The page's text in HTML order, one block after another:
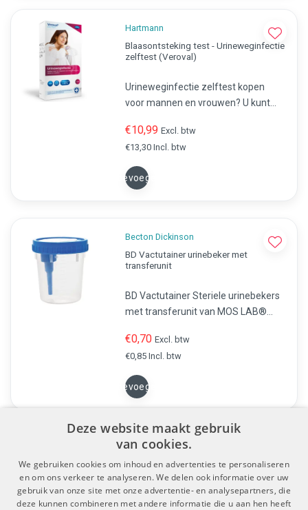
Hartmann
Blaasontsteking test - Urineweginfectie
zelftest (Veroval)
Urineweginfectie zelftest kopen
voor mannen en vrouwen? U kunt
eenvoudig testen of uw klachten
worden veroorzaakt door een
blaasontsteking. Bestel nu online
veilig en vertrouwd uw zelftesten.
€10,99 Excl. btw
€13,30 Incl. btw
Toevoegen
Becton Dickinson
BD Vactutainer urinebeker met
transferunit
BD Vactutainer Steriele urinebekers
met transferunit van MOS LAB®
gecertificeerd, ISO 9001,
wegwerpbaar en met etiketveld.
€0,70 Excl. btw
€0,85 Incl. btw
Toevoegen
Deze website maakt gebruik
van cookies.
We gebruiken cookies om inhoud en advertenties te personaliseren
en om ons verkeer te analyseren. We delen ook informatie over uw
gebruik van onze site met onze advertentie- en analysepartners, die
deze kunnen combineren met andere informatie die u aan hen heeft